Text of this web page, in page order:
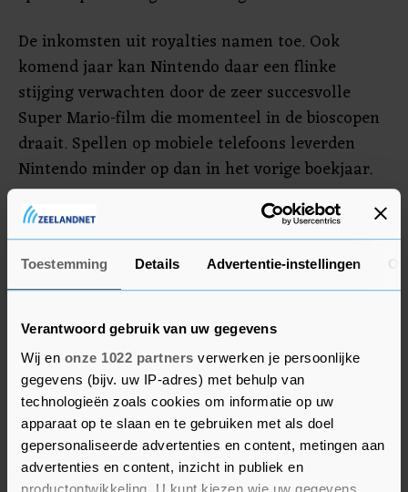
Toestemming Details Advertentie-instellingen
Verantwoord gebruik van uw gegevens
Wij en onze 1022 partners verwerken je persoonlijke
gegevens (bijv. uw IP-adres) met behulp van
technologieën zoals cookies om informatie op uw
apparaat op te slaan en te gebruiken met als doel
gepersonaliseerde advertenties en content, metingen aan
advertenties en content, inzicht in publiek en
productontwikkeling. U kunt kiezen wie uw gegevens
De inkomsten uit royalties namen toe. Ook
komend jaar kan Nintendo daar een flinke
stijging verwachten door de zeer succesvolle
Super Mario-film die momenteel in de bioscopen
draait. Spellen op mobiele telefoons leverden
Nintendo minder op dan in het vorige boekjaar.
Mede daardoor daalde de omzet in het afgelopen
jaar met 5,5 procent tot 1,6 biljoen yen,
omgerekend 10,8 miljard euro. Daar bleef onder
de streep een winst van omgerekend ruim 4
miljard euro van over. Dat was een daling van
ruim 10 procent.